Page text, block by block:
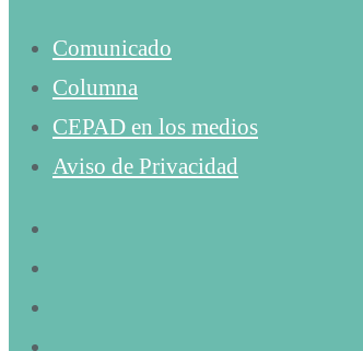
Comunicado
Columna
CEPAD en los medios
Aviso de Privacidad